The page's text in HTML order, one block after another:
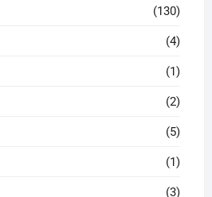
(130)
(4)
(1)
(2)
(5)
(1)
(3)